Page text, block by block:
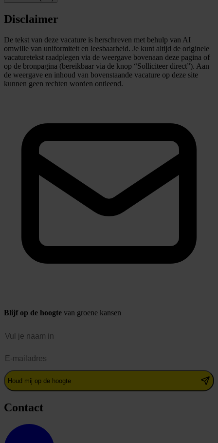
Disclaimer
De tekst van deze vacature is herschreven met behulp van AI
omwille van uniformiteit en leesbaarheid. Je kunt altijd de originele
vacaturetekst raadplegen via de weergave bovenaan deze pagina of
op de bronpagina (bereikbaar via de knop “Solliciteer direct”). Aan
de weergave en inhoud van bovenstaande vacature op deze site
kunnen geen rechten worden ontleend.
Blijf op de hoogte van groene kansen
Houd mij op de hoogte
Contact